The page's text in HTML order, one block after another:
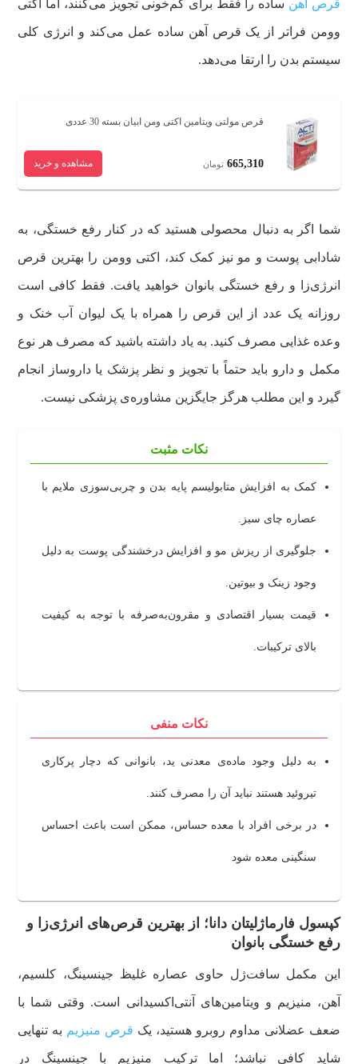
قرص آهن ساده را فقط برای کم‌خونی تجویز می‌کنند، اما اکتی
وومن فراتر از یک قرص آهن ساده عمل می‌کند و انرژی کلی
سیستم بدن را ارتقا می‌دهد.
قرص مولتی ویتامین اکتی ومن ابیان بسته 30 عددی
665,310 تومان مشاهده و خرید
شما اگر به دنبال محصولی هستید که در کنار رفع خستگی، به
شادابی پوست و مو نیز کمک کند، اکتی وومن را بهترین قرص
انرژی‌زا و رفع خستگی بانوان خواهید یافت. فقط کافی است
روزانه یک عدد از این قرص را همراه با یک لیوان آب خنک و
وعده غذایی مصرف کنید. به یاد داشته باشید که مصرف هر نوع
مکمل و دارو باید حتماً با تجویز و نظر پزشک یا داروساز انجام
گیرد و این مطلب هرگز جایگزین مشاوره‌ی پزشکی نیست.
نکات مثبت
کمک به افزایش متابولیسم پایه بدن و چربی‌سوزی ملایم با
عصاره چای سبز.
جلوگیری از ریزش مو و افزایش درخشندگی پوست به دلیل
وجود زینک و بیوتین.
قیمت بسیار اقتصادی و مقرون‌به‌صرفه با توجه به کیفیت
بالای ترکیبات.
نکات منفی
به دلیل وجود ماده‌ی معدنی ید، بانوانی که دچار پرکاری
تیروئید هستند نباید آن را مصرف کنند.
در برخی افراد با معده حساس، ممکن است باعث احساس
سنگینی معده شود
کپسول فارماژلیتان دانا؛ از بهترین قرص‌های انرژی‌زا و
رفع خستگی بانوان
این مکمل سافت‌ژل حاوی عصاره غلیظ جینسینگ، کلسیم،
آهن، منیزیم و ویتامین‌های آنتی‌اکسیدانی است. وقتی شما با
ضعف عضلانی مداوم روبرو هستید، یک قرص منیزیم به تنهایی
شاید کافی نباشد؛ اما ترکیب منیزیم با جینسینگ در